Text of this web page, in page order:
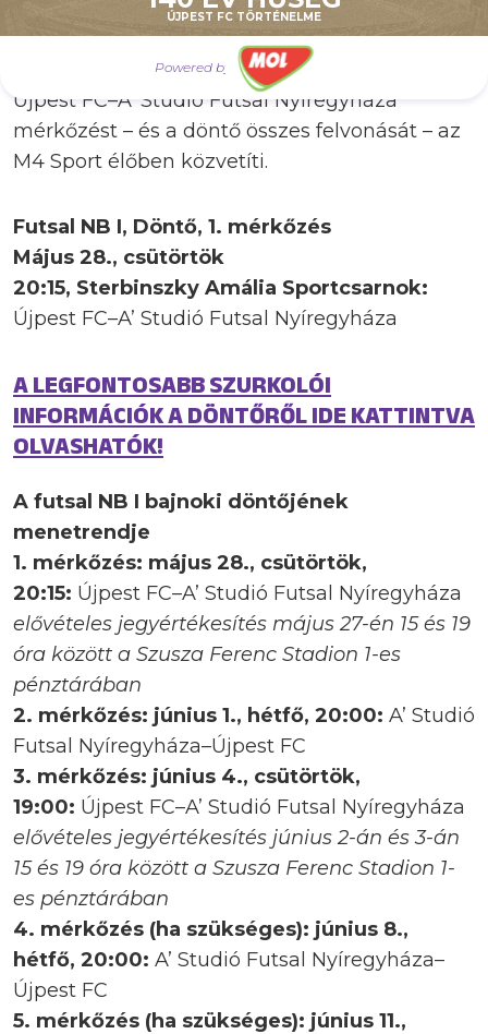
ÚJPEST FC TÖRTÉNELME
Powered by
A május 28-án, csütörtökön 20:15-kor kezdődő
Újpest FC–A’ Studió Futsal Nyíregyháza
mérkőzést – és a döntő összes felvonását – az
M4 Sport élőben közvetíti.
Futsal NB I, Döntő, 1. mérkőzés
Május 28., csütörtök
20:15, Sterbinszky Amália Sportcsarnok:
Újpest FC–A’ Studió Futsal Nyíregyháza
A LEGFONTOSABB SZURKOLÓI
INFORMÁCIÓK A DÖNTŐRŐL IDE KATTINTVA
OLVASHATÓK!
A futsal NB I bajnoki döntőjének
menetrendje
1. mérkőzés: május 28., csütörtök,
20:15: Újpest FC–A’ Studió Futsal Nyíregyháza
elővételes jegyértékesítés május 27-én 15 és 19
óra között a Szusza Ferenc Stadion 1-es
pénztárában
2. mérkőzés: június 1., hétfő, 20:00: A’ Studió
Futsal Nyíregyháza–Újpest FC
3. mérkőzés: június 4., csütörtök,
19:00: Újpest FC–A’ Studió Futsal Nyíregyháza
elővételes jegyértékesítés június 2-án és 3-án
15 és 19 óra között a Szusza Ferenc Stadion 1-
es pénztárában
4. mérkőzés (ha szükséges): június 8.,
hétfő, 20:00: A’ Studió Futsal Nyíregyháza–
Újpest FC
5. mérkőzés (ha szükséges): június 11.,